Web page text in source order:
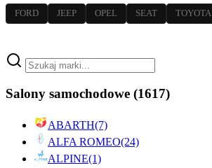
FORD JEEP OPEL SEAT TOYOTA
Salony samochodowe (1617)
ABARTH(7)
ALFA ROMEO(24)
ALPINE(1)